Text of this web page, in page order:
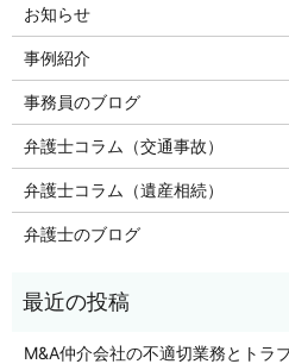
お知らせ
事例紹介
事務員のブログ
弁護士コラム（交通事故）
弁護士コラム（遺産相続）
弁護士のブログ
M&A仲介会社の不適切業務とトラ